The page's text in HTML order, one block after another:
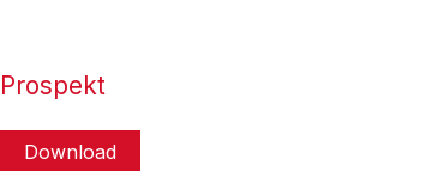
Prospekt
Download